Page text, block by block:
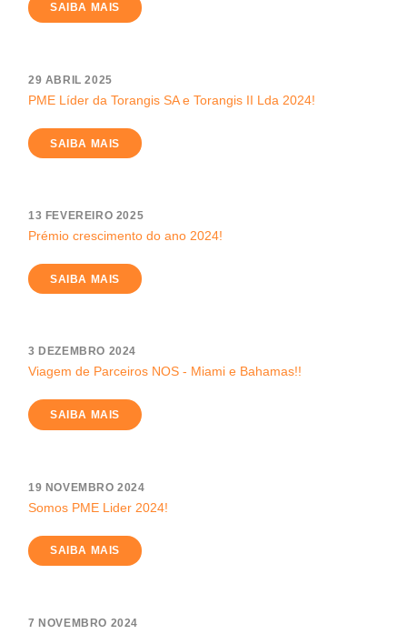
SAIBA MAIS
29 ABRIL 2025
PME Líder da Torangis SA e Torangis II Lda 2024!
SAIBA MAIS
13 FEVEREIRO 2025
Prémio crescimento do ano 2024!
SAIBA MAIS
3 DEZEMBRO 2024
Viagem de Parceiros NOS - Miami e Bahamas!!
SAIBA MAIS
19 NOVEMBRO 2024
Somos PME Lider 2024!
SAIBA MAIS
7 NOVEMBRO 2024